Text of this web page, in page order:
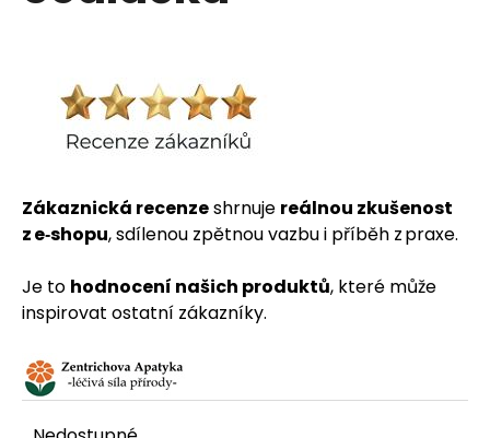
Zákaznická recenzeshrnuje reálnou zkušenost
z e‑shopu, sdílenou zpětnou vazbu i příběh z praxe.
Je to hodnocení našich produktů, které může
inspirovat ostatní zákazníky.
o
p
o
r
u
č